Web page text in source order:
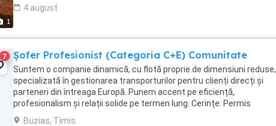
1
4 august
7 Șofer Profesionist (Categoria C+E) Comunitate
Suntem o companie dinamică, cu flotă proprie de dimensiuni reduse,
specializată în gestionarea transporturilor pentru clienți direcți și
parteneri din întreaga Europă. Punem accent pe eficiență,
profesionalism și relații solide pe termen lung. Cerințe: Permis
categoria C+E; Atestat profesional și card ...
Buzias, Timis